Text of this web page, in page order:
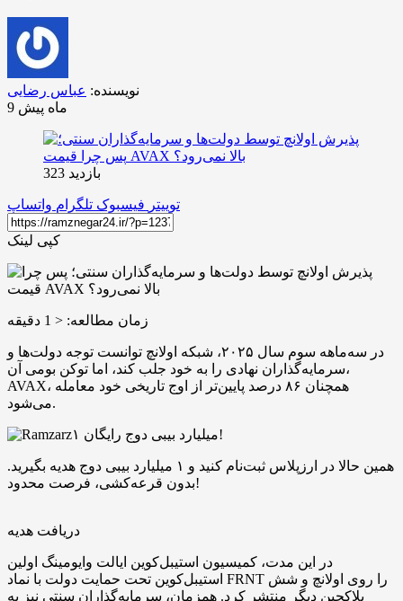
نویسنده: عباس رضایی
9 ماه پیش
بازدید 323
توییتر فیسبوک تلگرام واتساپ
کپی لینک
زمان مطالعه: < 1 دقیقه
در سه‌ماهه سوم سال ۲۰۲۵، شبکه اولانچ توانست توجه دولت‌ها و
سرمایه‌گذاران نهادی را به خود جلب کند، اما توکن بومی آن،
AVAX، همچنان ۸۶ درصد پایین‌تر از اوج تاریخی خود معامله
می‌شود.
۱ میلیارد بیبی دوج رایگان!
همین حالا در ارزپلاس ثبت‌نام کنید و ۱ میلیارد بیبی دوج هدیه بگیرید.
بدون قرعه‌کشی، فرصت محدود!
دریافت هدیه
در این مدت، کمیسیون استیبل‌کوین ایالت وایومینگ اولین
استیبل‌کوین تحت حمایت دولت با نماد FRNT را روی اولانچ و شش
بلاکچین دیگر منتشر کرد. همزمان، سرمایه‌گذاران سنتی نیز به